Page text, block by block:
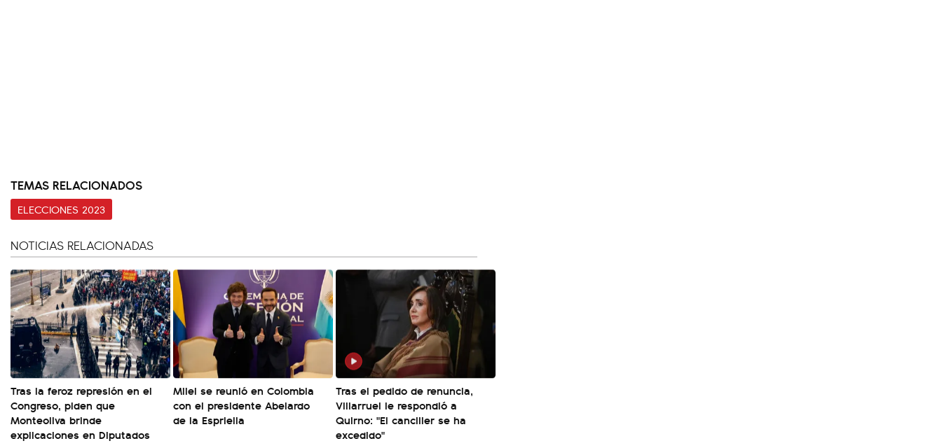
TEMAS RELACIONADOS
ELECCIONES 2023
NOTICIAS RELACIONADAS
Tras la feroz represión en el
Congreso, piden que
Monteoliva brinde
explicaciones en Diputados
Milei se reunió en Colombia
con el presidente Abelardo
de la Espriella
Tras el pedido de renuncia,
Villarruel le respondió a
Quirno: "El canciller se ha
excedido"